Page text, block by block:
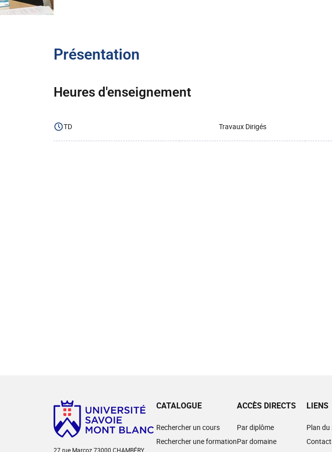
Présentation
Heures d'enseignement
TD Travaux Dirigés
27 rue Marcoz 73000 CHAMBÉRY
CATALOGUE
Rechercher un cours
Rechercher une formation
ACCÈS DIRECTS
Par diplôme
Par domaine
LIENS
Plan du